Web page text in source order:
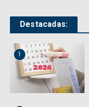
Destacadas:
1